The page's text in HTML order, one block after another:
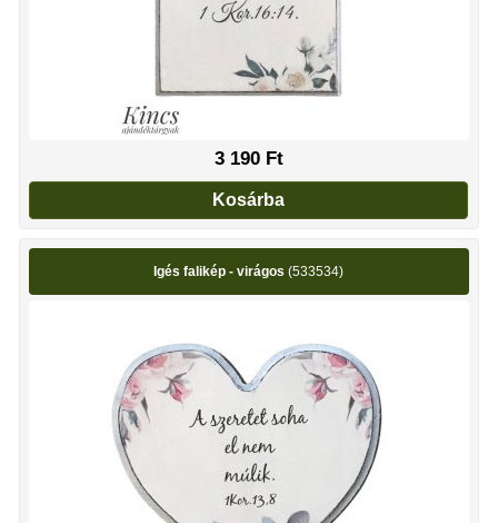
3 190Ft
Kosárba
Igés falikép - virágos(533534)